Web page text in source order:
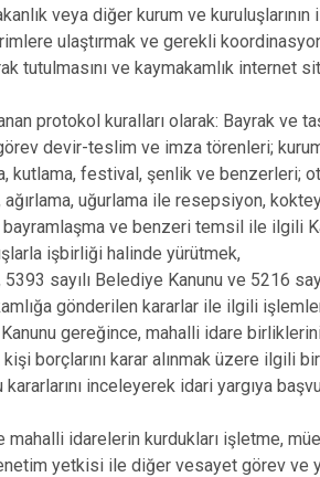
veya diğer kurum ve
ulaştırmak ve gerekli
tutulmasını ve kaymakamlık internet
protokol kuralları olarak: Bayrak ve
devir-teslim ve imza törenleri;
kutlama, festival, şenlik ve benzerleri;
ağırlama, uğurlama ile resepsiyon,
ve benzeri temsil ile ilgili
işbirliği halinde yürütmek,
sayılı Belediye Kanunu ve 5216
gönderilen kararlar ile ilgili
gereğince, mahalli idare
borçlarını karar alınmak üzere ilgili
inceleyerek idari yargıya
mahalli idarelerin kurdukları işletme,
yetkisi ile diğer vesayet görev ve